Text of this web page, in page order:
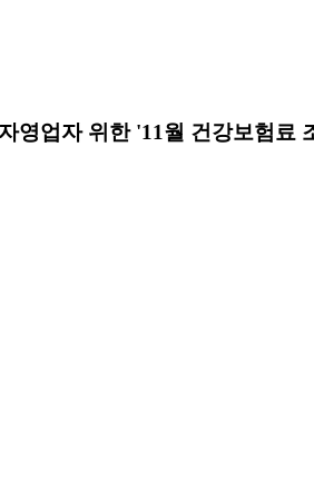
영업자 위한 '11월 건강보험료